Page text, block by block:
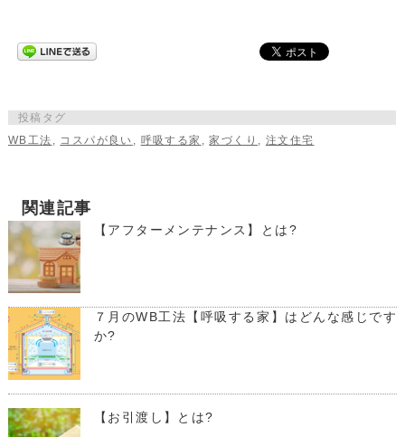
投稿タグ
WB工法 , コスパが良い , 呼吸する家 ,家づくり , 注文住宅
関連記事
【アフターメンテナンス】とは?
７月のWB工法【呼吸する家】はどんな感じです
か?
【お引渡し】とは?